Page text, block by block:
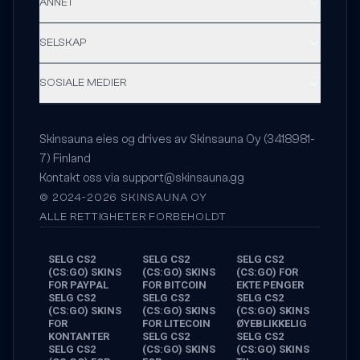
SELSKAP
SOSIALE MEDIER
Skinsauna eies og drives av Skinsauna Oy (3418981-
7) Finland
Kontakt oss via support@skinsauna.gg
© 2024-2026 SKINSAUNA OY
ALLE RETTIGHETER FORBEHOLDT
SELG CS2
(CS:GO) SKINS
FOR PAYPAL
SELG CS2
(CS:GO) SKINS
FOR
KONTANTER
SELG CS2
SELG CS2
(CS:GO) SKINS
FOR BITCOIN
SELG CS2
(CS:GO) SKINS
FOR LITECOIN
SELG CS2
(CS:GO) SKINS
SELG CS2
(CS:GO) FOR
EKTE PENGER
SELG CS2
(CS:GO) SKINS
ØYEBLIKKELIG
SELG CS2
(CS:GO) SKINS